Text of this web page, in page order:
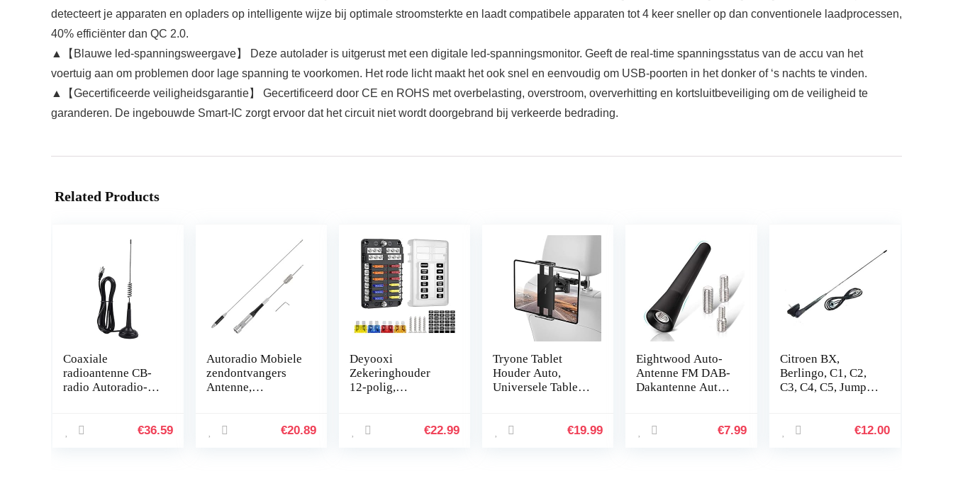
detecteert je apparaten en opladers op intelligente wijze bij optimale stroomsterkte en laadt compatibele apparaten tot 4 keer sneller op dan conventionele laadprocessen,
40% efficiënter dan QC 2.0.
▲【Blauwe led-spanningsweergave】 Deze autolader is uitgerust met een digitale led-spanningsmonitor. Geeft de real-time spanningsstatus van de accu van het
voertuig aan om problemen door lage spanning te voorkomen. Het rode licht maakt het ook snel en eenvoudig om USB-poorten in het donker of ‘s nachts te vinden.
▲【Gecertificeerde veiligheidsgarantie】 Gecertificeerd door CE en ROHS met overbelasting, overstroom, oververhitting en kortsluitbeveiliging om de veiligheid te
garanderen. De ingebouwde Smart-IC zorgt ervoor dat het circuit niet wordt doorgebrand bij verkeerde bedrading.
Related Products
Coaxiale
radioantenne CB-
radio Autoradio-
Talkie
€36.59
Autoradio Mobiele
zendontvangers
Antenne,
2.15dbi/5.5dbi €20.89
Deyooxi
Zekeringhouder
12-polig,
SUV’s, 12 – 32 V,
€22.99
Tryone Tablet
Houder Auto,
Universele Tablet
Auto Hoofdsteun
€19.99
Eightwood Auto-
Antenne FM DAB-
Dakantenne Auto
Kort Met Sterke €7.99
Citroen BX,
Berlingo, C1, C2,
C3, C4, C5, Jumper,
randvoet en
€12.00